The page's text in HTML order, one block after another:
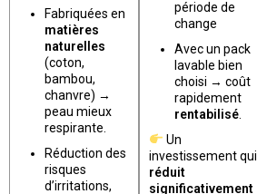
Fabriquées en
matières
naturelles
(coton,
bambou,
chanvre) →
peau mieux
respirante.
Réduction des
risques
d’irritations,
période de
change
Avec un pack
lavable bien
choisi → coût
rapidement
rentabilisé.
Un
investissement qui
réduit
significativement